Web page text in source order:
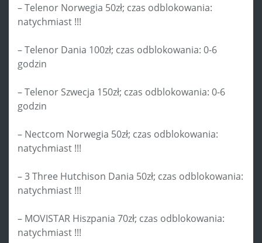
– Telenor Norwegia 50zł; czas odblokowania:
natychmiast !!!
– Telenor Dania 100zł; czas odblokowania: 0-6
godzin
– Telenor Szwecja 150zł; czas odblokowania: 0-6
godzin
– Nectcom Norwegia 50zł; czas odblokowania:
natychmiast !!!
– 3 Three Hutchison Dania 50zł; czas odblokowania:
natychmiast !!!
– MOVISTAR Hiszpania 70zł; czas odblokowania:
natychmiast !!!